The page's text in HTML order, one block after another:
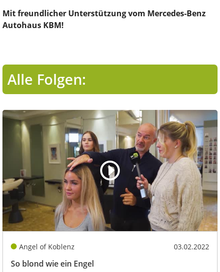
Mit freundlicher Unterstützung vom Mercedes-Benz
Autohaus KBM!
Alle Folgen:
Angel of Koblenz 03.02.2022
So blond wie ein Engel